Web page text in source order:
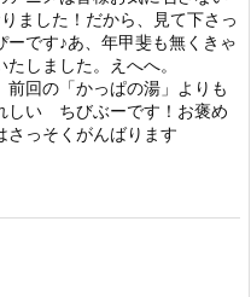
ました！だから、見て下さっ
です♪あ、年甲斐も無くきゃ
しました。えへへ。
前回の「かっぱの湯」よりも
しい ちびぶーです！お褒め
さっそくがんばります